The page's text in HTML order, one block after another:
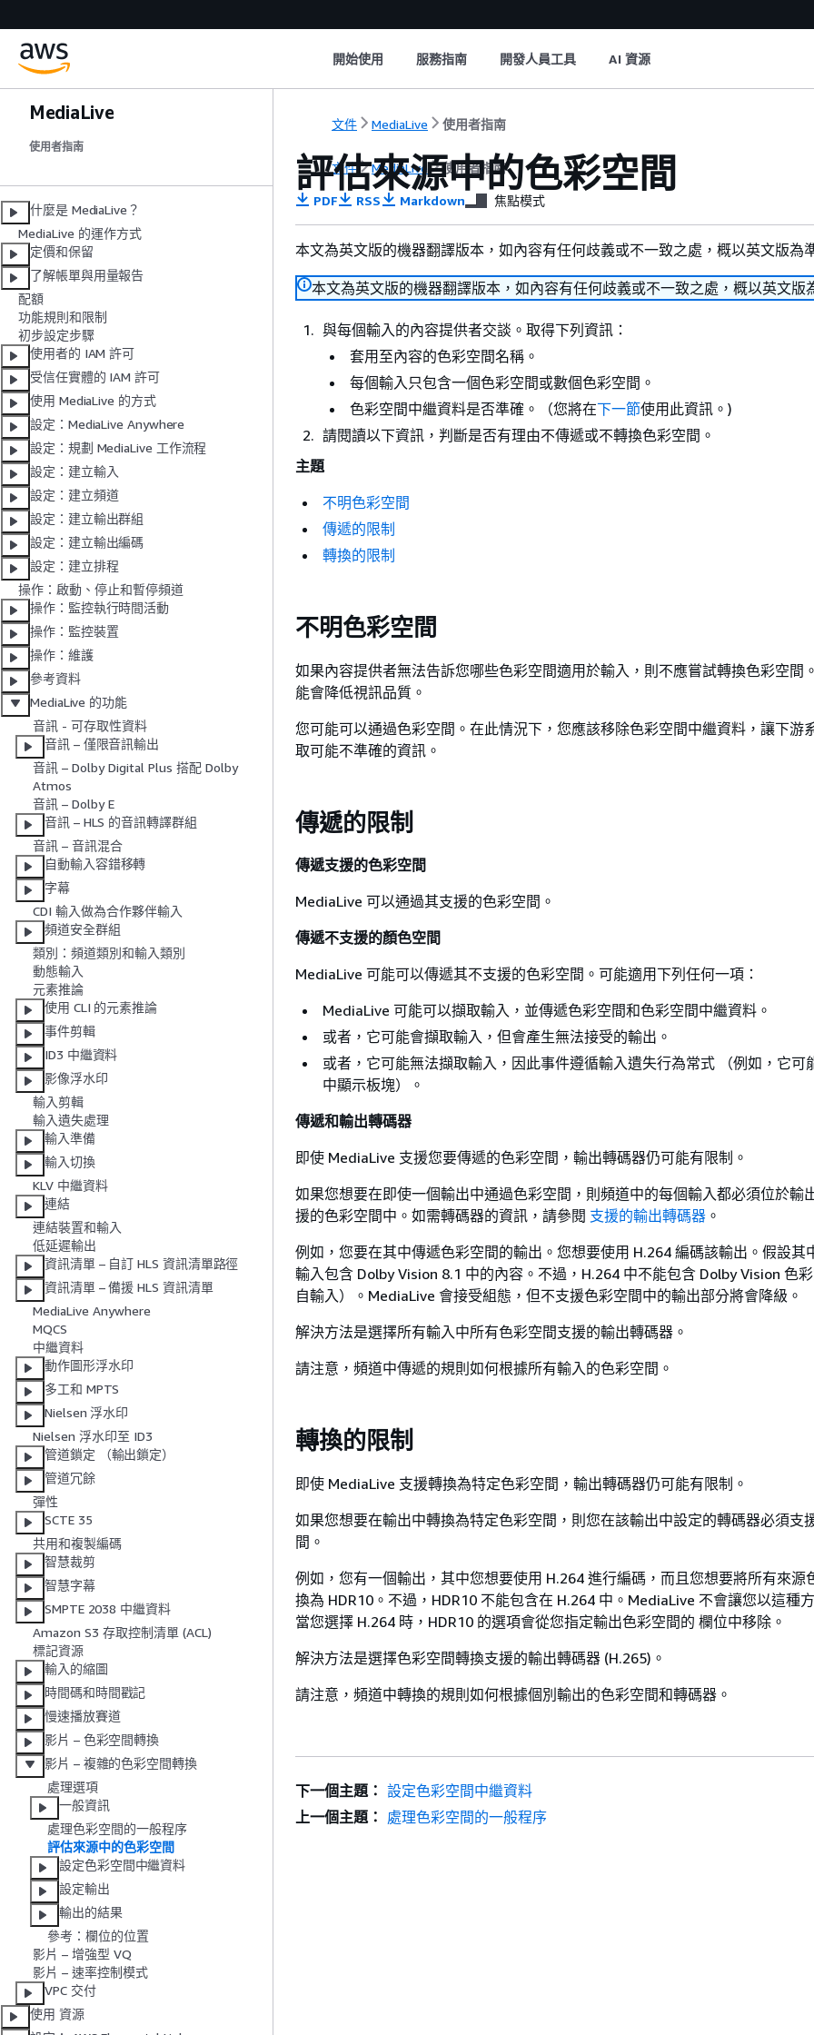
開始使用 服務指南 開發人員工具 AI 資源
MediaLive
使用者指南
什麼是 MediaLive？
MediaLive 的運作方式
定價和保留
了解帳單與用量報告
配額
功能規則和限制
初步設定步驟
使用者的 IAM 許可
受信任實體的 IAM 許可
使用 MediaLive 的方式
設定：MediaLive Anywhere
設定：規劃 MediaLive 工作流程
設定：建立輸入
設定：建立頻道
設定：建立輸出群組
設定：建立輸出編碼
設定：建立排程
操作：啟動、停止和暫停頻道
操作：監控執行時間活動
操作：監控裝置
操作：維護
參考資料
MediaLive 的功能
音訊 - 可存取性資料
音訊 – 僅限音訊輸出
音訊 – Dolby Digital Plus 搭配 Dolby
Atmos
音訊 – Dolby E
音訊 – HLS 的音訊轉譯群組
音訊 – 音訊混合
自動輸入容錯移轉
字幕
CDI 輸入做為合作夥伴輸入
頻道安全群組
類別：頻道類別和輸入類別
動態輸入
元素推論
使用 CLI 的元素推論
事件剪輯
ID3 中繼資料
影像浮水印
輸入剪輯
輸入遺失處理
輸入準備
輸入切換
KLV 中繼資料
連結
連結裝置和輸入
低延遲輸出
資訊清單 – 自訂 HLS 資訊清單路徑
資訊清單 – 備援 HLS 資訊清單
MediaLive Anywhere
MQCS
中繼資料
動作圖形浮水印
多工和 MPTS
Nielsen 浮水印
Nielsen 浮水印至 ID3
管道鎖定 （輸出鎖定）
管道冗餘
彈性
SCTE 35
共用和複製編碼
智慧裁剪
智慧字幕
SMPTE 2038 中繼資料
Amazon S3 存取控制清單 (ACL)
標記資源
輸入的縮圖
時間碼和時間戳記
慢速播放賽道
影片 – 色彩空間轉換
影片 – 複雜的色彩空間轉換
處理選項
一般資訊
處理色彩空間的一般程序
評估來源中的色彩空間
設定色彩空間中繼資料
設定輸出
輸出的結果
參考：欄位的位置
影片 – 增強型 VQ
影片 – 速率控制模式
VPC 交付
使用 資源
文件 MediaLive 使用者指南
文件 MediaLive 使用者指南
評估來源中的色彩空間
PDF RSS Markdown 焦點模式
本文為英文版的機器翻譯版本，如內容有任何歧義或不一致之處，概以英文版為
本文為英文版的機器翻譯版本，如內容有任何歧義或不一致之處，概以英文版
與每個輸入的內容提供者交談。取得下列資訊：
套用至內容的色彩空間名稱。
每個輸入只包含一個色彩空間或數個色彩空間。
色彩空間中繼資料是否準確。（您將在下一節使用此資訊。)
請閱讀以下資訊，判斷是否有理由不傳遞或不轉換色彩空間。
主題
不明色彩空間
傳遞的限制
轉換的限制
不明色彩空間
如果內容提供者無法告訴您哪些色彩空間適用於輸入，則不應嘗試轉換色彩空間
能會降低視訊品質。
您可能可以通過色彩空間。在此情況下，您應該移除色彩空間中繼資料，讓下游
取可能不準確的資訊。
傳遞的限制
傳遞支援的色彩空間
MediaLive 可以通過其支援的色彩空間。
傳遞不支援的顏色空間
MediaLive 可能可以傳遞其不支援的色彩空間。可能適用下列任何一項：
MediaLive 可能可以擷取輸入，並傳遞色彩空間和色彩空間中繼資料。
或者，它可能會擷取輸入，但會產生無法接受的輸出。
或者，它可能無法擷取輸入，因此事件遵循輸入遺失行為常式 （例如，它可
中顯示板塊）。
傳遞和輸出轉碼器
即使 MediaLive 支援您要傳遞的色彩空間，輸出轉碼器仍可能有限制。
如果您想要在即使一個輸出中通過色彩空間，則頻道中的每個輸入都必須位於輸
援的色彩空間中。如需轉碼器的資訊，請參閱 支援的輸出轉碼器 。
例如，您要在其中傳遞色彩空間的輸出。您想要使用 H.264 編碼該輸出。假設其
輸入包含 Dolby Vision 8.1 中的內容。不過，H.264 中不能包含 Dolby Vision 色
自輸入）。MediaLive 會接受組態，但不支援色彩空間中的輸出部分將會降級。
解決方法是選擇所有輸入中所有色彩空間支援的輸出轉碼器。
請注意，頻道中傳遞的規則如何根據所有輸入的色彩空間。
轉換的限制
即使 MediaLive 支援轉換為特定色彩空間，輸出轉碼器仍可能有限制。
如果您想要在輸出中轉換為特定色彩空間，則您在該輸出中設定的轉碼器必須支
間。
例如，您有一個輸出，其中您想要使用 H.264 進行編碼，而且您想要將所有來源
換為 HDR10。不過，HDR10 不能包含在 H.264 中。MediaLive 不會讓您以這種
當您選擇 H.264 時，HDR10 的選項會從您指定輸出色彩空間的 欄位中移除。
解決方法是選擇色彩空間轉換支援的輸出轉碼器 (H.265)。
請注意，頻道中轉換的規則如何根據個別輸出的色彩空間和轉碼器。
下一個主題： 設定色彩空間中繼資料
上一個主題： 處理色彩空間的一般程序